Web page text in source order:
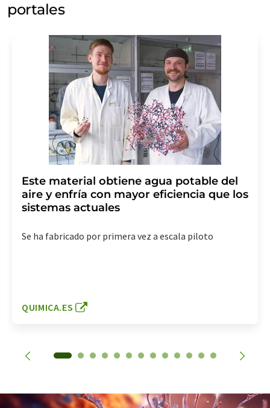
portales
Este material obtiene agua potable del
aire y enfría con mayor eficiencia que los
sistemas actuales
Se ha fabricado por primera vez a escala piloto
QUIMICA.ES